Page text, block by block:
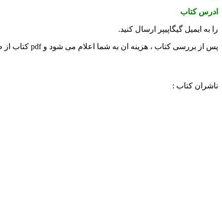
ادرس کتاب
را به ایمیل گیگاپیپر ارسال کنید.
پس از بررسی کتاب ، هزینه ان به شما اعلام می شود و pdf کتاب از طریق ایمیل ارسال می شود
ناشران کتاب :